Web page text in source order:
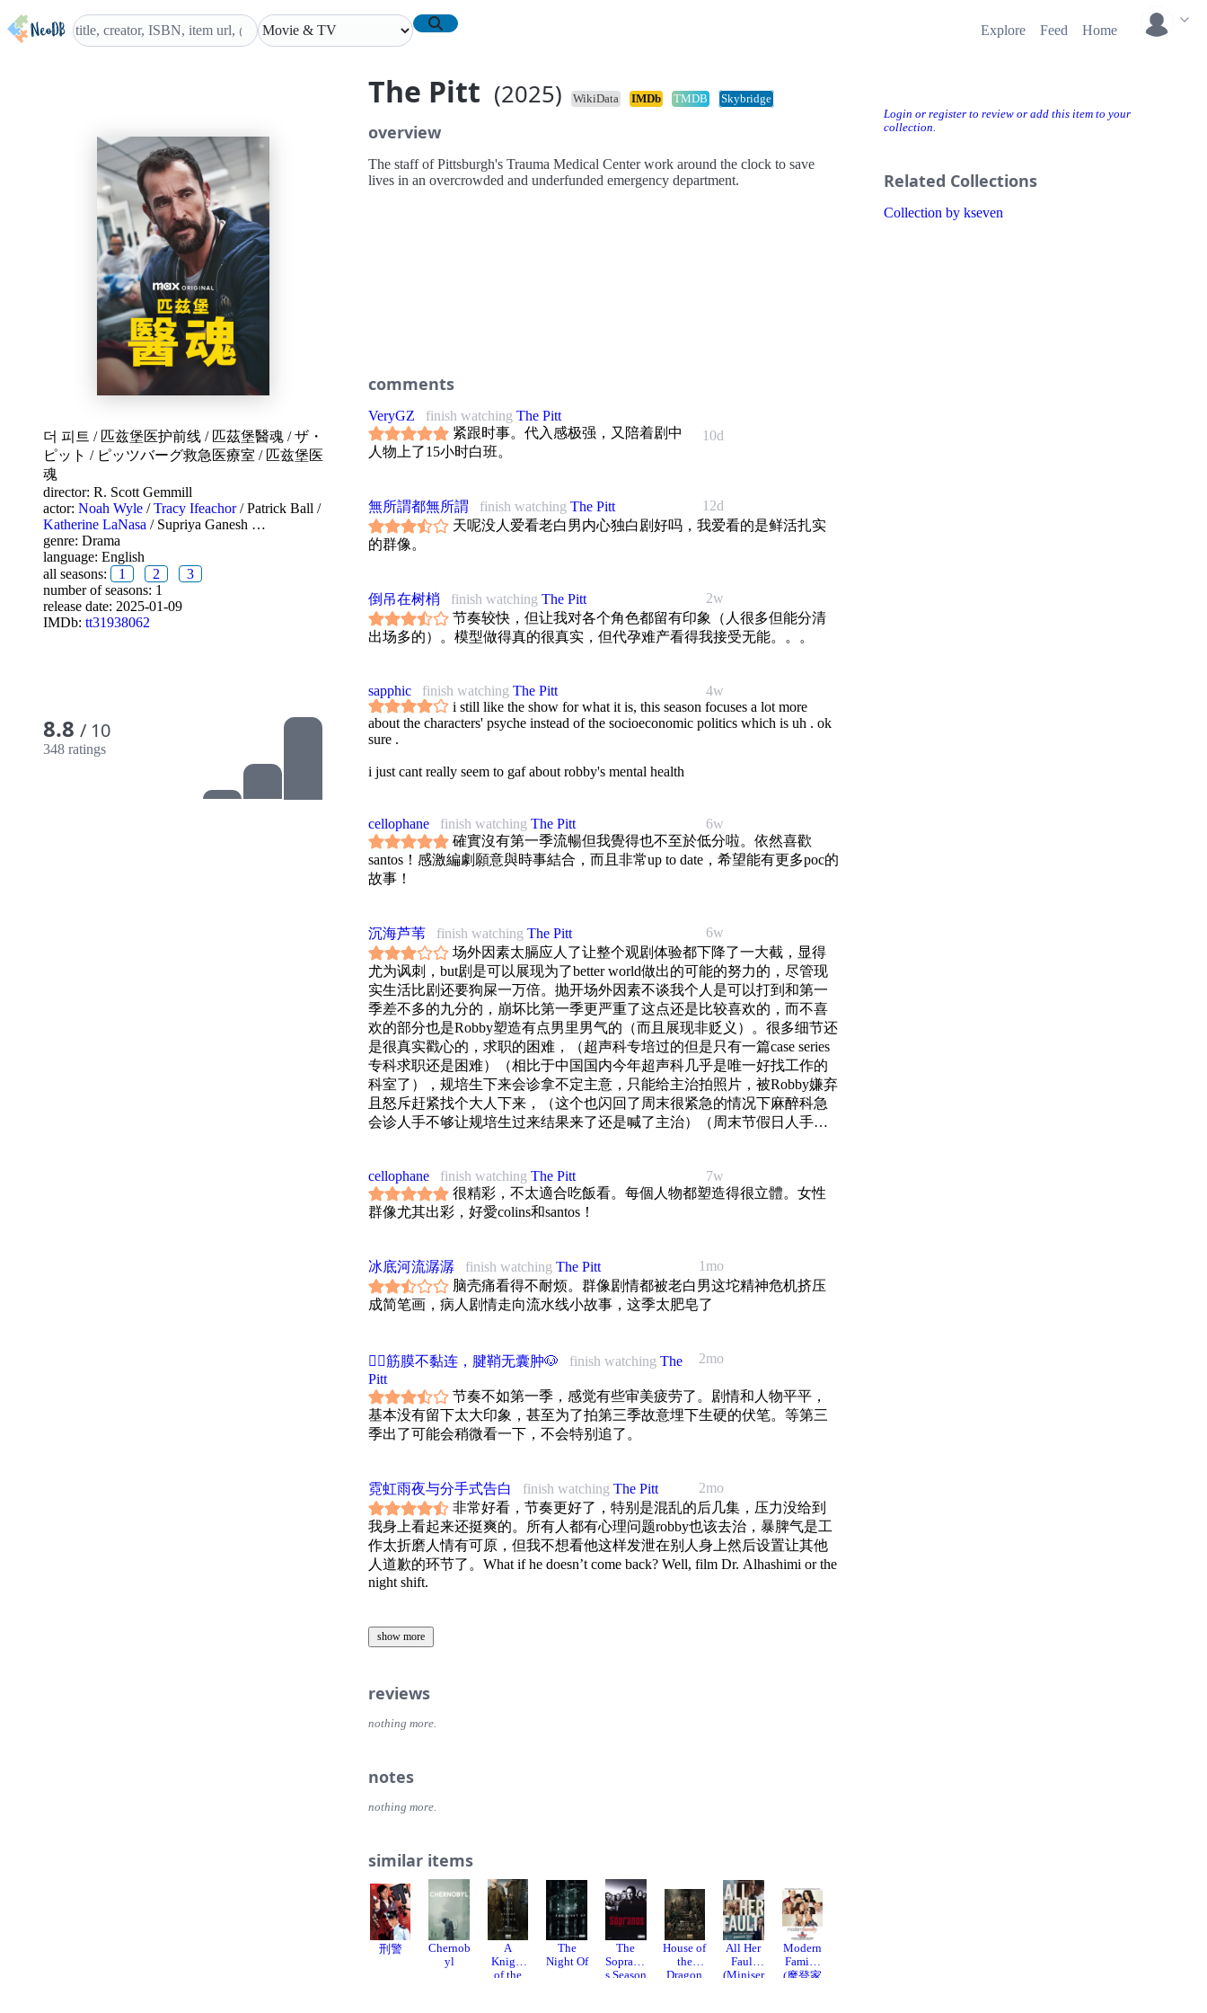
Explore Feed Home
The Pitt (2025) WikiData IMDb TMDB
Skybridge
Login or register to review or add this item to your
collection.
Related Collections
Collection by kseven
더 피트 / 匹兹堡医护前线 / 匹茲堡醫魂 /ザ・
ピット / ピッツバーグ救急医療室 / 匹兹堡医
魂
director: R. Scott Gemmill
actor: Noah Wyle /Tracy Ifeachor/Patrick Ball /
Katherine LaNasa / Supriya Ganesh …
genre: Drama
language: English
all seasons:
1 2
3
number of seasons: 1
release date: 2025-01-09
IMDb: tt31938062
8.8 / 10
348 ratings
overview
The staff of Pittsburgh's Trauma Medical Center work around the clock to save
lives in an overcrowded and underfunded emergency department.
comments
10d
VeryGZ finish watching The Pitt
紧跟时事。代入感极强，又陪着剧中
人物上了15小时白班。
12d
無所謂都無所謂 finish watching The Pitt
天呢没人爱看老白男内心独白剧好吗，我爱看的是鲜活扎实
的群像。
2w
倒吊在树梢 finish watching The Pitt
节奏较快，但让我对各个角色都留有印象（人很多但能分清
出场多的）。模型做得真的很真实，但代孕难产看得我接受无能。。。
4w
sapphic finish watching The Pitt
i still like the show for what it is, this season focuses a lot more
about the characters' psyche instead of the socioeconomic politics which is uh . ok
sure .
i just cant really seem to gaf about robby's mental health
6w
cellophane finish watching The Pitt
確實沒有第一季流暢但我覺得也不至於低分啦。依然喜歡
santos！感激編劇願意與時事結合，而且非常up to date，希望能有更多poc的
故事！
6w
沉海芦苇 finish watching The Pitt
场外因素太膈应人了让整个观剧体验都下降了一大截，显得
尤为讽刺，but剧是可以展现为了better world做出的可能的努力的，尽管现
实生活比剧还要狗屎一万倍。抛开场外因素不谈我个人是可以打到和第一
季差不多的九分的，崩坏比第一季更严重了这点还是比较喜欢的，而不喜
欢的部分也是Robby塑造有点男里男气的（而且展现非贬义）。很多细节还
是很真实戳心的，求职的困难，（超声科专培过的但是只有一篇case series
专科求职还是困难）（相比于中国国内今年超声科几乎是唯一好找工作的
科室了），规培生下来会诊拿不定主意，只能给主治拍照片，被Robby嫌弃
且怒斥赶紧找个大人下来，（这个也闪回了周末很紧急的情况下麻醉科急
会诊人手不够让规培生过来结果来了还是喊了主治）（周末节假日人手确
花板绝对不是开玩笑。比如肺癌女性临终关怀这一块，我爹去年临终的时
候整个家庭都被折磨地不成样子，然后家庭内部我妈又处于弱势地位，社
会支持几乎为零（几乎也可以去掉），相比于剧里面实在是。整个急诊室
是想都别想。保险这边，一个是糖尿病酮症这个患者，一个是庭外质询，
一个是转院，还有透析那个患者体现的小医院的关闭。（写不完了有空再
写）
7w
cellophane finish watching The Pitt
很精彩，不太適合吃飯看。每個人物都塑造得很立體。女性
群像尤其出彩，好愛colins和santos！
1mo
冰底河流潺潺 finish watching The Pitt
脑壳痛看得不耐烦。群像剧情都被老白男这坨精神危机挤压
成简笔画，病人剧情走向流水线小故事，这季太肥皂了
2mo
🏳️‍🌈筋膜不黏连，腱鞘无囊肿🐶 finish watching The
Pitt
节奏不如第一季，感觉有些审美疲劳了。剧情和人物平平，
基本没有留下太大印象，甚至为了拍第三季故意埋下生硬的伏笔。等第三
季出了可能会稍微看一下，不会特别追了。
2mo
霓虹雨夜与分手式告白 finish watching The Pitt
非常好看，节奏更好了，特别是混乱的后几集，压力没给到
我身上看起来还挺爽的。所有人都有心理问题robby也该去治，暴脾气是工
作太折磨人情有可原，但我不想看他这样发泄在别人身上然后设置让其他
人道歉的环节了。What if he doesn’t come back? Well, film Dr. Alhashimi or the
night shift.
show more
reviews
nothing more.
notes
nothing more.
similar items
刑警
Chernob
yl
A
Knight
of the
The
Night Of
The
Soprano
s Season
House of
the
Dragon
All Her
Fault
(Miniser
Modern
Family
(摩登家